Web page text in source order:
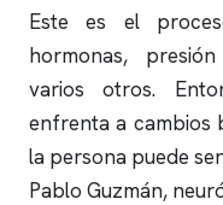
Este es el
hormonas,
varios otros.
enfrenta a cambios
la persona puede
Pablo Guzmán,